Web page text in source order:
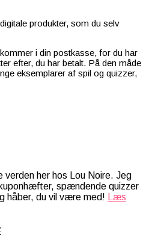
produkter, som du selv
i din postkasse, for du har
efter, du har betalt. På den måde
eksemplarer af spil og quizzer,
verden her hos Lou Noire. Jeg
spændende quizzer
håber, du vil være med!
Læs